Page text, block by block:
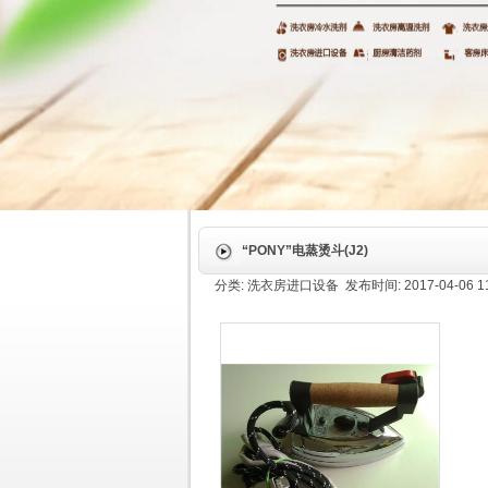
“PONY”电蒸烫斗(J2)
分类: 洗衣房进口设备 发布时间: 2017-04-06